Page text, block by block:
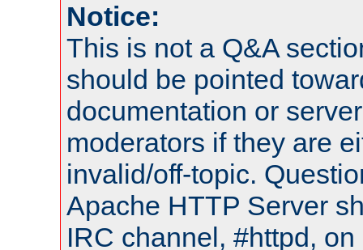
Notice:
This is not a Q&A
should be pointed
documentation or
moderators if they are
invalid/off-topic.
Apache HTTP Server
IRC channel, #httpd,